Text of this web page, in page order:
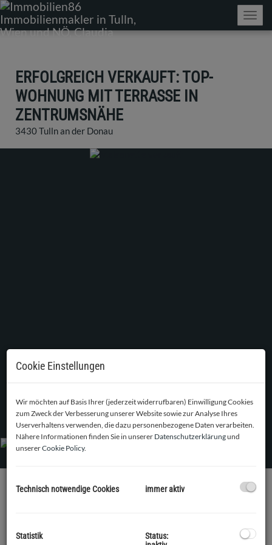
ERFOLGREICH VERKAUFT: TOP-
WOHNUNG MIT TERRASSE IN
ZENTRUMSNÄHE
3430 Tulln an der Donau
Maisonette verkauft
An einer Top Adresse in Tulln, ca. 500 m (5 Gehminuten) vom
Cookie Einstellungen
Wir möchten auf Basis Ihrer (jederzeit widerrufbaren) Einwilligung Cookies
zum Zweck der Verbesserung unserer Website sowie zur Analyse Ihres
Userverhaltens verwenden, die dazu personenbezogene Daten verarbeiten.
Nähere Informationen finden Sie in unserer Datenschutzerklärungund
unsererCookie Policy.
Technisch notwendige Cookies immer aktiv
Statistik
Status: